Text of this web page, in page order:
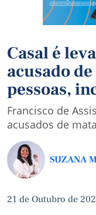
Casal é
acusado
pessoas,
Francisco de
acusados de
SUZANA
21 de Outubro de